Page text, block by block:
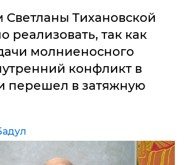
Светланы Тихановской
реализовать, так как
молниеносного
конфликт в
перешел в затяжную